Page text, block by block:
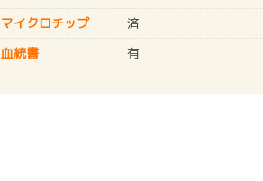
マイクロチップ
済
血統書
有